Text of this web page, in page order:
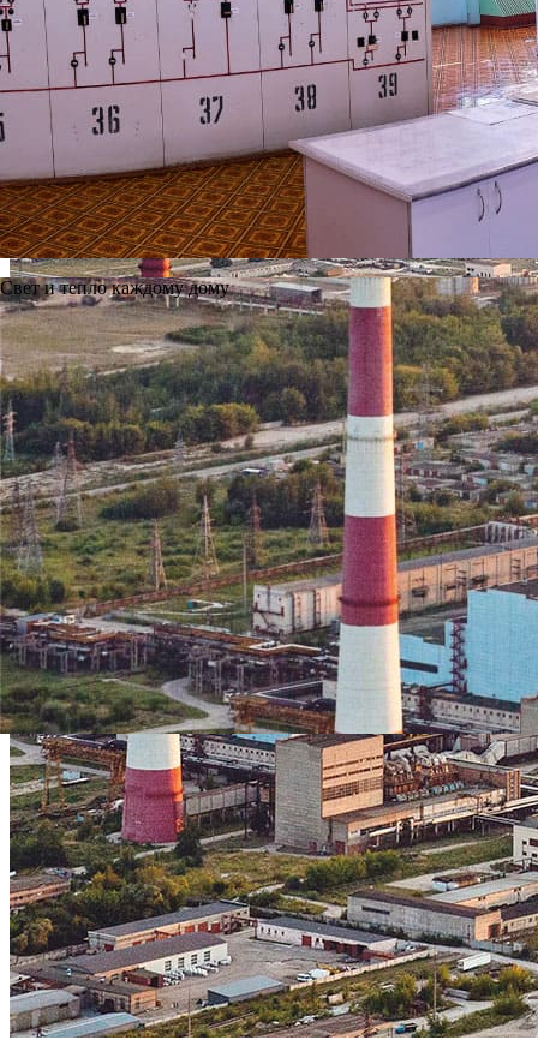
Свет и тепло каждому дому
Об устранении дефекта на обратном трубопроводе 3-ей
Подробнее
0